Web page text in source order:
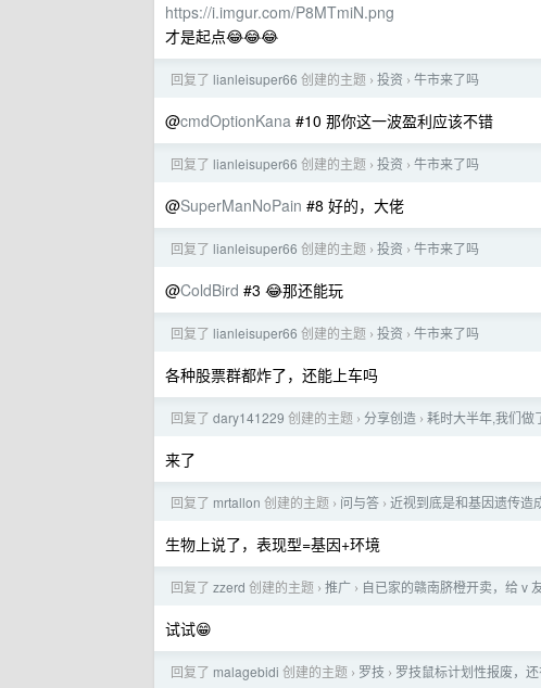
https://i.imgur.com/P8MTmiN.png
才是起点😂😂😂
回复了 lianleisuper66 创建的主题 › 投资 › 牛市来了吗
@cmdOptionKana #10 那你这一波盈利应该不错
回复了 lianleisuper66 创建的主题 › 投资 › 牛市来了吗
@SuperManNoPain #8 好的，大佬
回复了 lianleisuper66 创建的主题 › 投资 › 牛市来了吗
@ColdBird #3 😂那还能玩
回复了 lianleisuper66 创建的主题 › 投资 › 牛市来了吗
各种股票群都炸了，还能上车吗
回复了 dary141229 创建的主题 › 分享创造 › 耗时大半年,我们做
来了
回复了 mrtallon 创建的主题 › 问与答 › 近视到底是和基因遗传造
生物上说了，表现型=基因+环境
回复了 zzerd 创建的主题 › 推广 › 自已家的赣南脐橙开卖，给 v
试试😁
回复了 malagebidi 创建的主题 › 罗技 › 罗技鼠标计划性报废，还